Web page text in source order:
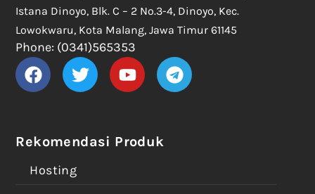
Rekomendasi Produk
Hosting
Istana Dinoyo, Blk. C – 2 No.3-4, Dinoyo, Kec.
Lowokwaru, Kota Malang, Jawa Timur 61145
Phone: (0341)565353